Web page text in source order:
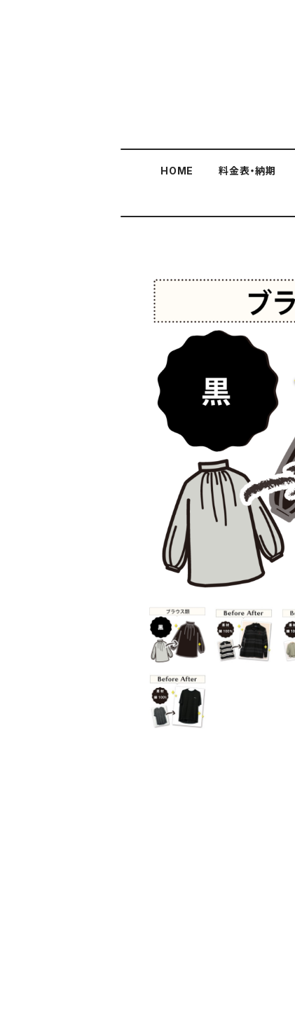
HOME 料金表・納期